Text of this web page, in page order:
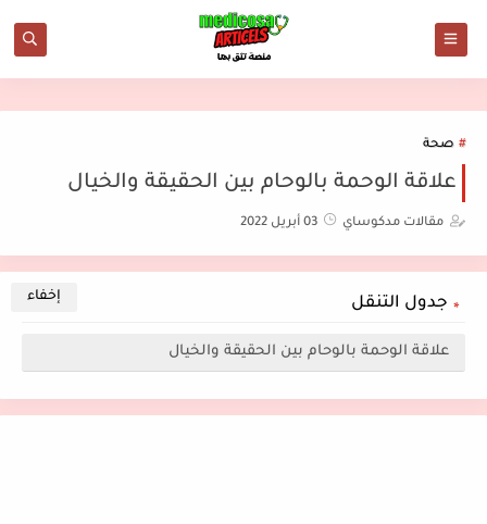
صحة
علاقة الوحمة بالوحام بين الحقيقة والخيال
مقالات مدكوساي 03 أبريل 2022
جدول التنقل
علاقة الوحمة بالوحام بين الحقيقة والخيال